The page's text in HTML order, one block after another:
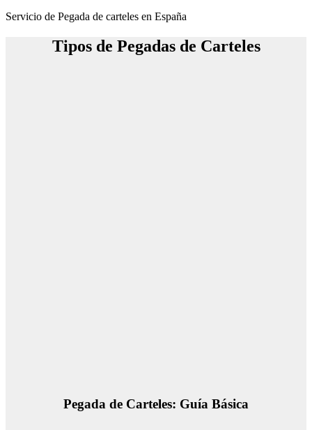
Servicio de Pegada de carteles en España
Tipos de Pegadas de Carteles
Pegada de Carteles: Guía Básica